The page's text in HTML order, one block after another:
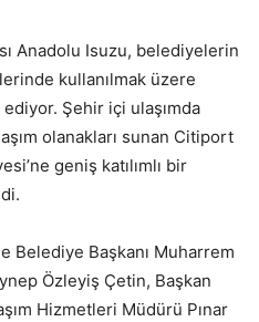
Anadolu Isuzu, belediyelerin
kullanılmak üzere
Şehir içi ulaşımda
olanakları sunan Citiport
geniş katılımlı bir
Belediye Başkanı Muharrem
Özleyiş Çetin, Başkan
Hizmetleri Müdürü Pınar